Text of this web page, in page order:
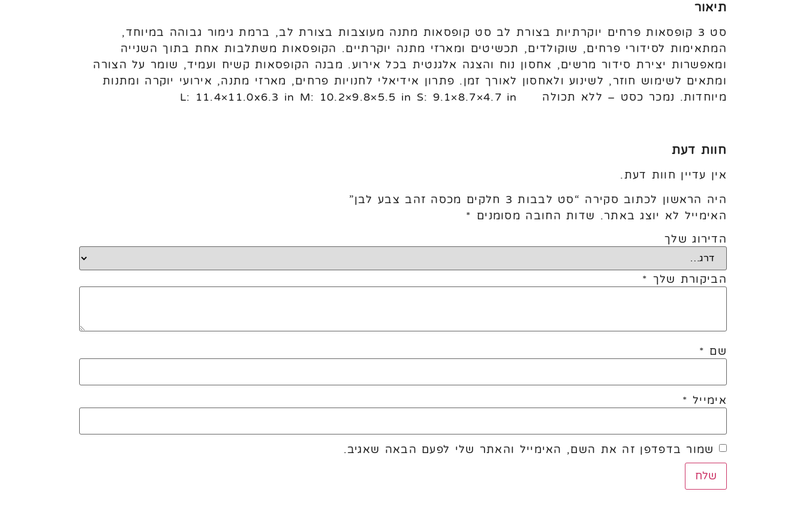
תיאור
סט 3 קופסאות פרחים יוקרתיות בצורת לב סט קופסאות מתנה מעוצבות בצורת לב, ברמת גימור גבוהה במיוחד,
המתאימות לסידורי פרחים, שוקולדים, תכשיטים ומארזי מתנה יוקרתיים. הקופסאות משתלבות אחת בתוך השנייה
ומאפשרות יצירת סידור מרשים, אחסון נוח והצגה אלגנטית בכל אירוע. מבנה הקופסאות קשיח ועמיד, שומר על הצורה
ומתאים לשימוש חוזר, לשינוע ולאחסון לאורך זמן. פתרון אידיאלי לחנויות פרחים, מארזי מתנה, אירועי יוקרה ומתנות
מיוחדות. נמכר כסט – ללא תכולה L: 11.4×11.0x6.3 in M: 10.2×9.8×5.5 in S: 9.1×8.7×4.7 in
חוות דעת
אין עדיין חוות דעת.
היה הראשון לכתוב סקירה “סט לבבות 3 חלקים מכסה זהב צבע לבן”
האימייל לא יוצג באתר. שדות החובה מסומנים *
הדירוג שלך
הביקורת שלך *
שם *
אימייל *
שמור בדפדפן זה את השם, האימייל והאתר שלי לפעם הבאה שאגיב.